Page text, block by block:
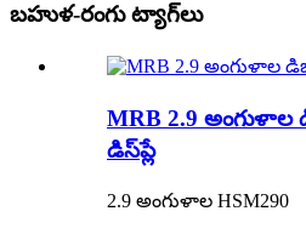
బహుళ-రంగు ట్యాగ్‌లు
MRB 2.9
డిస్‌ప్లే
2.9 అంగుళాల HSM290